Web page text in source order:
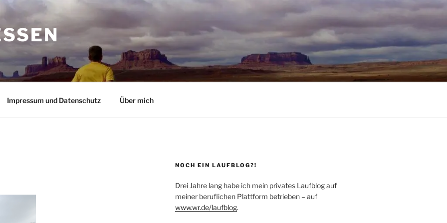
Impressum und Datenschutz Über mich
NOCH EIN LAUFBLOG?!
Drei Jahre lang habe ich mein privates Laufblog auf
meiner beruflichen Plattform betrieben – auf
www.wr.de/laufblog.